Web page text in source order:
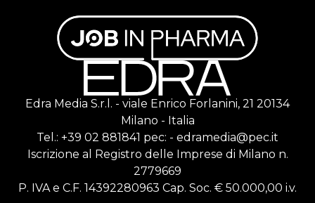
Edra Media S.r.l. - viale Enrico Forlanini, 21 20134
Milano - Italia
Tel.: +39 02 881841 pec: - edramedia@pec.it
Iscrizione al Registro delle Imprese di Milano n.
2779669
P. IVA e C.F. 14392280963 Cap. Soc. € 50.000,00 i.v.